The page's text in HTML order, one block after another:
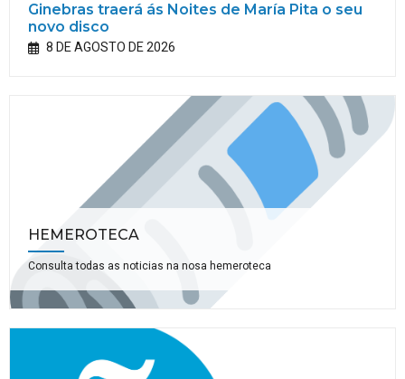
Ginebras traerá ás Noites de María Pita o seu
novo disco
8 DE AGOSTO DE 2026
HEMEROTECA
Consulta todas as noticias na nosa hemeroteca